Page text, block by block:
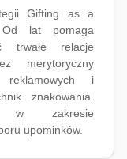
Gifting as a
lat pomaga
trwałe relacje
merytoryczny
reklamowych i
znakowania.
w zakresie
upominków.